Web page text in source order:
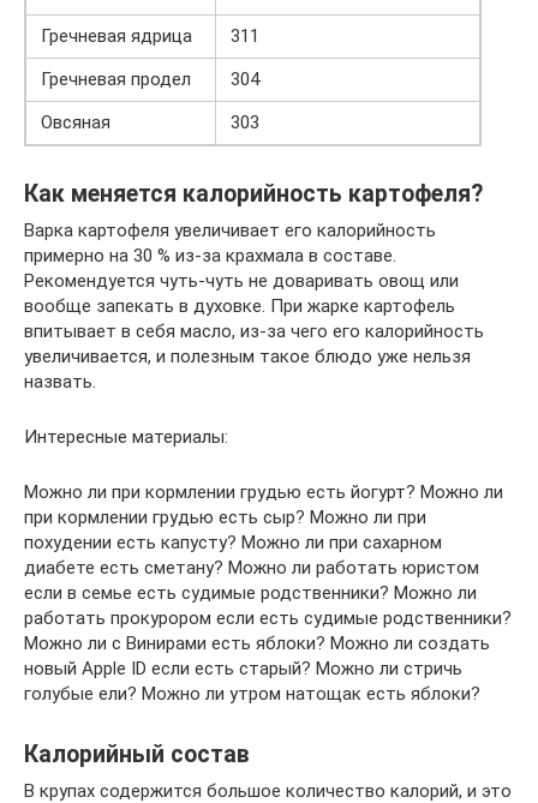
Гречневая ядрица
311
Гречневая продел
304
Овсяная
303
Как меняется калорийность картофеля?
Варка картофеля увеличивает его калорийность
примерно на 30 % из-за крахмала в составе.
Рекомендуется чуть-чуть не доваривать овощ или
вообще запекать в духовке. При жарке картофель
впитывает в себя масло, из-за чего его калорийность
увеличивается, и полезным такое блюдо уже нельзя
назвать.
Интересные материалы:
Можно ли при кормлении грудью есть йогурт? Можно ли
при кормлении грудью есть сыр? Можно ли при
похудении есть капусту? Можно ли при сахарном
диабете есть сметану? Можно ли работать юристом
если в семье есть судимые родственники? Можно ли
работать прокурором если есть судимые родственники?
Можно ли с Винирами есть яблоки? Можно ли создать
новый Apple ID если есть старый? Можно ли стричь
голубые ели? Можно ли утром натощак есть яблоки?
Калорийный состав
В крупах содержится большое количество калорий, и это